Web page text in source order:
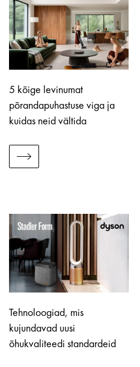
5 kõige levinumat
põrandapuhastuse viga ja
kuidas neid vältida
Tehnoloogiad, mis
kujundavad uusi
õhukvaliteedi standardeid